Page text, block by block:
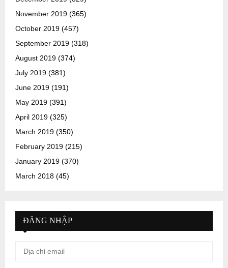
November 2019 (365)
October 2019 (457)
September 2019 (318)
August 2019 (374)
July 2019 (381)
June 2019 (191)
May 2019 (391)
April 2019 (325)
March 2019 (350)
February 2019 (215)
January 2019 (370)
March 2018 (45)
ĐĂNG NHẬP